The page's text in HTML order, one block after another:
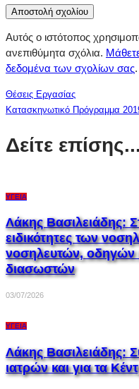
Αυτός ο ιστότοπος
ανεπιθύμητα σχόλια.
δεδομένα των σχολίων σας.
Θέσεις Εργασίας
Κατασκηνωτικό Πρόγραμμα
Δείτε επίσης...
ΥΓΕΊΑ
Λάκης Βασιλειάδης:
ειδικότητες των
νοσηλευτών,
διασωστών
03/07/2026
ΥΓΕΊΑ
Λάκης Βασιλειάδης:
ιατρών και για τα